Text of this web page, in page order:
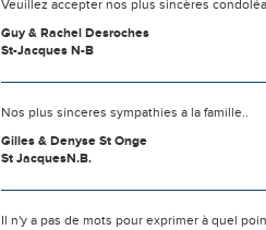
Veuillez accepter nos plus sincères
Guy & Rachel Desroches
St-Jacques N-B
Nos plus sinceres sympathies a la famille..
Gilles & Denyse St Onge
St JacquesN.B.
Il n'y a pas de mots pour exprimer à quel